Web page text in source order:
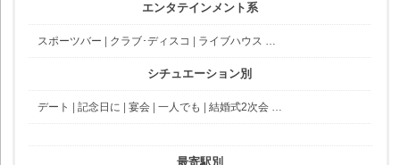
エンタテインメント系
スポーツバー クラブ･ディスコ ライブハウス …
シチュエーション別
デート |記念日に |宴会 |一人でも |結婚式2次会 …
最寄駅別